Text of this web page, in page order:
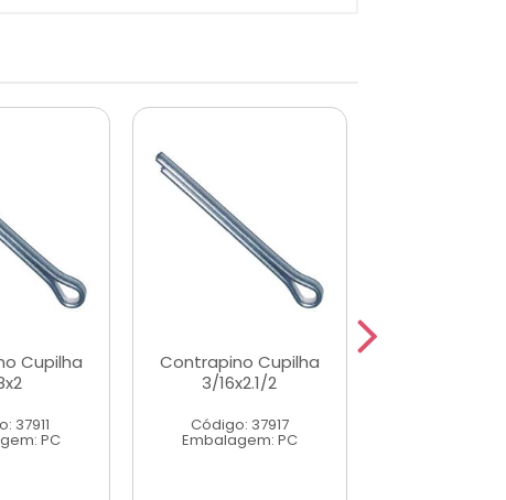
Cupilha
37911
PC
Contrapino Cupilha
3/16x2.1/2
Código: 37917
Embalagem: PC